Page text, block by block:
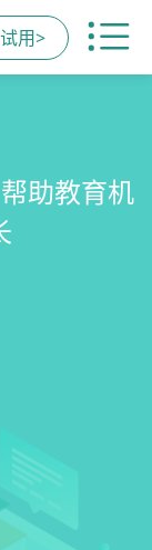
用>
理系统，
助教育机
长，管理
意